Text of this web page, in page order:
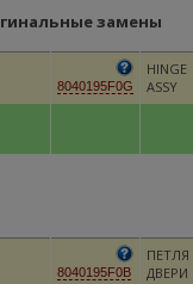
замены
8040195F0G
HINGE
ASSY
8040195F0B
ПЕТЛЯ
ДВЕРИ